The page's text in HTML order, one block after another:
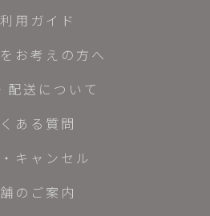
用ガイド
お考えの方へ
配送について
ある質問
キャンセル
のご案内